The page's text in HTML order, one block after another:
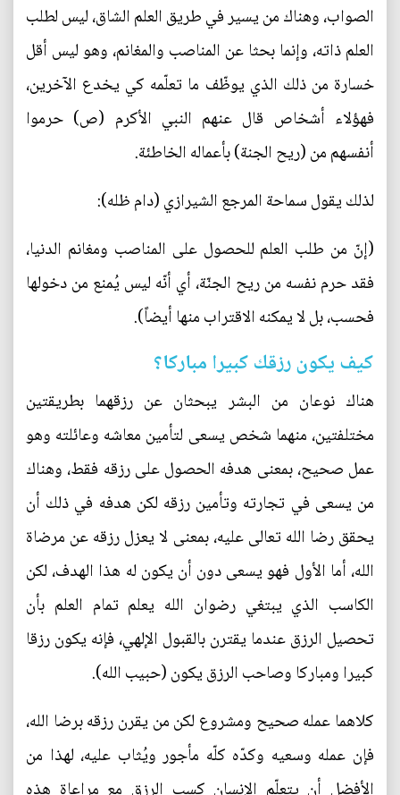
الصواب، وهناك من يسير في طريق العلم الشاق، ليس لطلب
العلم ذاته، وإنما بحثا عن المناصب والمغانم، وهو ليس أقل
خسارة من ذلك الذي يوظّف ما تعلّمه كي يخدع الآخرين،
فهؤلاء أشخاص قال عنهم النبي الأكرم (ص) حرموا
أنفسهم من (ريح الجنة) بأعماله الخاطئة.
لذلك يقول سماحة المرجع الشيرازي (دام ظله):
(إنّ من طلب العلم للحصول على المناصب ومغانم الدنيا،
فقد حرم نفسه من ريح الجنّة، أي أنّه ليس يُمنع من دخولها
فحسب، بل لا يمكنه الاقتراب منها أيضاً).
كيف يكون رزقك كبيرا مباركا؟
هناك نوعان من البشر يبحثان عن رزقهما بطريقتين
مختلفتين، منهما شخص يسعى لتأمين معاشه وعائلته وهو
عمل صحيح، بمعنى هدفه الحصول على رزقه فقط، وهناك
من يسعى في تجارته وتأمين رزقه لكن هدفه في ذلك أن
يحقق رضا الله تعالى عليه، بمعنى لا يعزل رزقه عن مرضاة
الله، أما الأول فهو يسعى دون أن يكون له هذا الهدف، لكن
الكاسب الذي يبتغي رضوان الله يعلم تمام العلم بأن
تحصيل الرزق عندما يقترن بالقبول الإلهي، فإنه يكون رزقا
كبيرا ومباركا وصاحب الرزق يكون (حبيب الله).
كلاهما عمله صحيح ومشروع لكن من يقرن رزقه برضا الله،
فإن عمله وسعيه وكدّه كلّه مأجور ويُثاب عليه، لهذا من